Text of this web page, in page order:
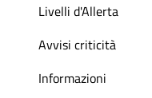
Livelli d'Allerta
Avvisi criticità
Informazioni